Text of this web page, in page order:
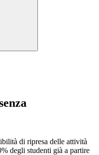
di ripresa delle attività
degli studenti già a partire